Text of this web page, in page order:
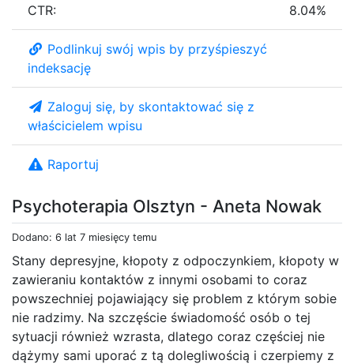
Psychoterapia Olsztyn - Aneta Nowak
Dodano: 6 lat 7 miesięcy temu
Stany depresyjne, kłopoty z odpoczynkiem, kłopoty w
zawieraniu kontaktów z innymi osobami to coraz
powszechniej pojawiający się problem z którym sobie
nie radzimy. Na szczęście świadomość osób o tej
sytuacji również wzrasta, dlatego coraz częściej nie
dążymy sami uporać z tą dolegliwością i czerpiemy z
CTR: 8.04%
Podlinkuj swój wpis by przyśpieszyć
indeksację
Zaloguj się, by skontaktować się z
właścicielem wpisu
Raportuj